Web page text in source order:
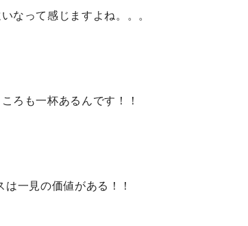
なって感じますよね。。。
ろも一杯あるんです！！
一見の価値がある！！